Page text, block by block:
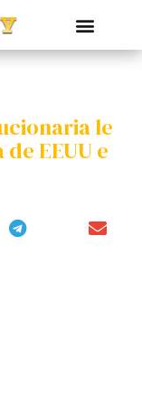
le
EEUU e